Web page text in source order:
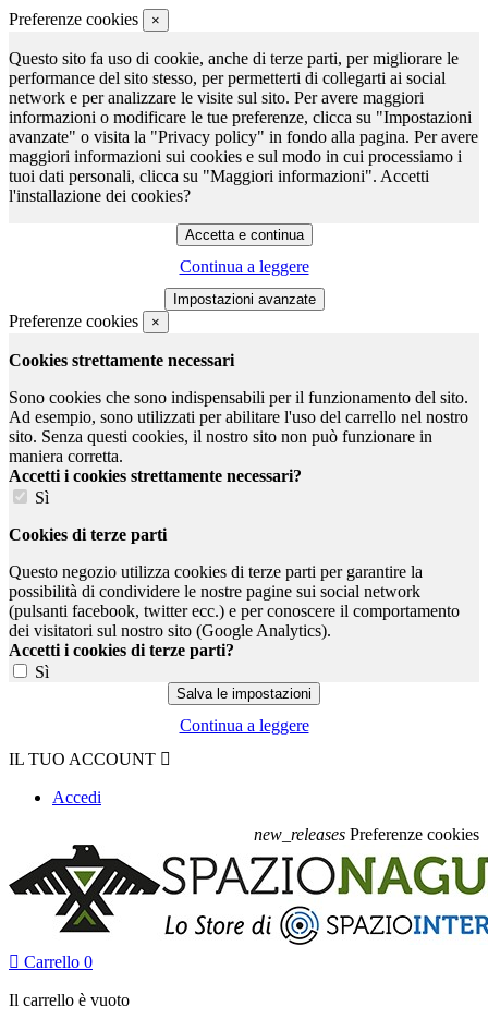
Preferenze cookies ×
Questo sito fa uso di cookie, anche di terze parti, per migliorare le
performance del sito stesso, per permetterti di collegarti ai social
network e per analizzare le visite sul sito. Per avere maggiori
informazioni o modificare le tue preferenze, clicca su "Impostazioni
avanzate" o visita la "Privacy policy" in fondo alla pagina. Per avere
maggiori informazioni sui cookies e sul modo in cui processiamo i
tuoi dati personali, clicca su "Maggiori informazioni". Accetti
l'installazione dei cookies?
Continua a leggere
Preferenze cookies ×
Cookies strettamente necessari
Sono cookies che sono indispensabili per il funzionamento del sito.
Ad esempio, sono utilizzati per abilitare l'uso del carrello nel nostro
sito. Senza questi cookies, il nostro sito non può funzionare in
maniera corretta.
Accetti i cookies strettamente necessari?
Sì
Cookies di terze parti
Questo negozio utilizza cookies di terze parti per garantire la
possibilità di condividere le nostre pagine sui social network
(pulsanti facebook, twitter ecc.) e per conoscere il comportamento
dei visitatori sul nostro sito (Google Analytics).
Accetti i cookies di terze parti?
Sì
Continua a leggere
IL TUO ACCOUNT 
Accedi
new_releases Preferenze cookies
 Carrello 0
Il carrello è vuoto